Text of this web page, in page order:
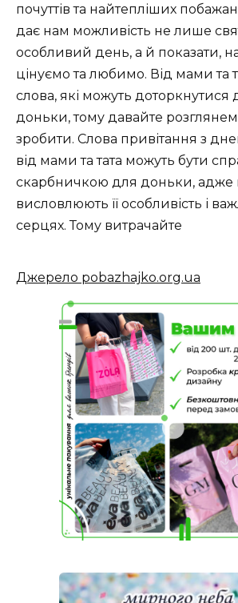
почуттів та найтепліших
дає нам можливість не лише
особливий день, а й показати,
цінуємо та любимо. Від мами та
слова, які можуть доторкнутися
доньки, тому давайте
зробити. Слова привітання з
від мами та тата можуть бути
скарбничкою для доньки, адже
висловлюють її особливість і
серцях. Тому витрачайте
Джерело pobazhajko.org.ua